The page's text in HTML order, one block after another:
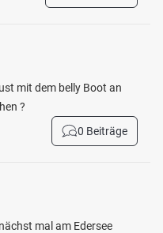
mit dem belly Boot an
?
0 Beiträge
mal am Edersee